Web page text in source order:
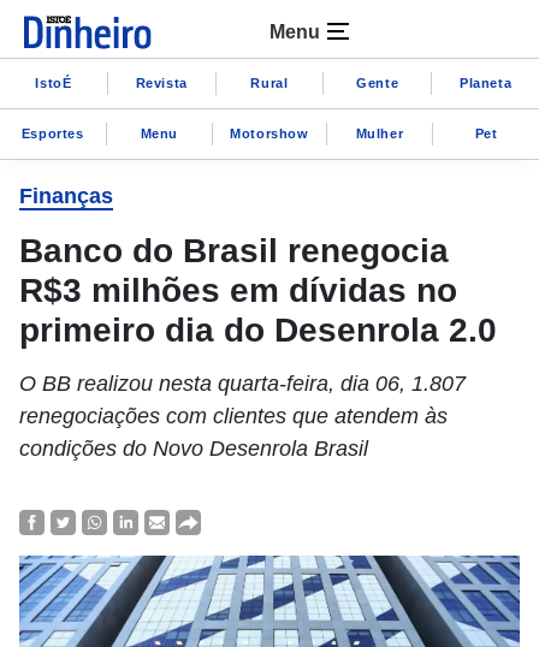
Menu
IstoÉ Revista Rural Gente Planeta
Esportes Menu Motorshow Mulher Pet
Finanças
Banco do Brasil renegocia
R$3 milhões em dívidas no
primeiro dia do Desenrola 2.0
O BB realizou nesta quarta-feira, dia 06, 1.807
renegociações com clientes que atendem às
condições do Novo Desenrola Brasil